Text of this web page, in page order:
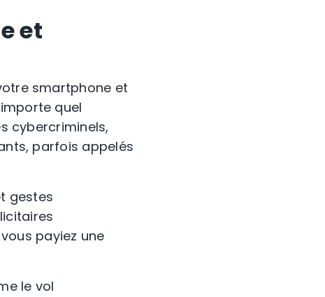
et
smartphone et
quel
cybercriminels,
parfois appelés
gestes
payiez une
le vol